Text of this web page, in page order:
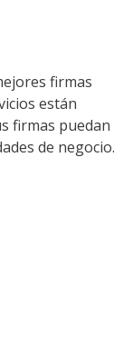
firmas
están
firmas puedan
de negocio.